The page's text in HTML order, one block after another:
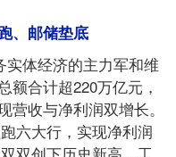
、邮储垫底
实体经济的主力军和维
额合计超220万亿元，
收与净利润双增长。
六大行，实现净利润